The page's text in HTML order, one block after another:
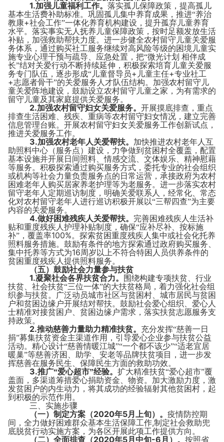
1.加强儿童福利工作。落实孤儿保障政策，提高孤儿
基本生活费补助标准。巩固孤儿集中养育成果，推进“养治
教康+社会工作”一体化养育机构建设，提升孤弃儿童养育
水平。落实事实无人抚养儿童保障政策，按时足额发放生活
补贴，加强救助帮扶力度。进一步健全农村留守儿童关爱服
务体系，通过购买社工服务继续对高风险等级的困境儿童实
施专业心理干预与疏导、应急处置，把“微光计划 相伴成
长”结对关爱行动不断持续延伸，积极探索培育儿童关爱服
务专门队伍，逐步形成“儿童督导员+ 儿童主任+专业社工
+志愿者骨干”的关爱服务人才队伍结构。加强农村留守儿
童关爱阵地建设，鼓励设立农村留守儿童之家，为有需求的
留守儿童及其家庭提供关爱服务。
2.加强农村留守妇女关爱服务。开展摸底排查，重点
排查生活困难、残疾、重病等农村留守妇女情况，建立完善
信息管理台账。开展农村留守妇女关爱服务工作创新试点，
推进关爱服务工作。
3.加强农村老年人关爱帮扶。 加快推进农村老年人互
助照料中心（服务点）建设，力争做到贫困村全覆盖，配置
基本设施并开展日间照料、情感交流、文体娱乐、精神慰藉
等服务。积极探索通过购买服务方式，委托专业的社会组织
或机构等社会力量负责服务点的日常运营，承接政府为农村
困难老年人购买居家养老护理等为老服务。进一步落实农村
留守老年人定期巡访制度，明确关爱联系人，经常化、常态
化对农村留守老年人进行巡访积极开展以“三帮四查”为主要
内容的关爱服务。
4.做好困难残疾人关爱帮扶。 完善困难残疾人生活补
贴和重度残疾人护理补贴制度，确保“应补尽补、按标施
补”，覆盖率100%。探索贫困重度残疾人集中或社会化托养
照料服务措施。鼓励有条件的地方探索通过政府购买服务、
集中托养等方式为16周岁以上不符合特困人员供养条件的
贫困重度残疾人提供照料服务。
（五）鼓励社会力量参与扶贫
1.凝聚社会各界扶贫合力。
围绕构建专项扶贫、行业
扶贫、社会扶贫“三位一体”的大扶贫格局，着力强化社会组
织参与扶贫。广泛动员城市社区与贫困村、城市居民与贫困
户和贫困边缘户开展结对帮扶。鼓励社会爱心组织、爱心人
士精准对接贫困户、贫困边缘户需求，落实扶贫志愿服务支
持政策。
2.推动慈善力量助力精准扶贫。 充分发挥“慈善一日
捐”募集扶贫资金主渠道作用，引导爱心企业参与扶贫公益
活动。精心设计“慈善情暖江城”“一个都不该少”“适老宜居
暖巢”等慈善济困、助学、安老等品牌扶贫项目，进一步发
挥慈善在服务民生、保障民生方面的救助功效。
3.推广“爱心超市”经验。扩大精准扶贫“爱心超市”覆
盖面，多渠道筹措爱心捐助资金、物资。加大激励力度，激
发贫困户的内生动力，将其成功的经验辐射其他贫困村，起
到积极的示范作用。
三、实施步骤
（一）制定方案（2020年5月上旬）。疫情防控期
间，全力做好困难群众基本生活保障工作,制定社会救助兜
底脱贫行动实施方案，为各区开展此项工作提供方向。
（二）全面排查（2020年5月中旬-6 月）。按照省